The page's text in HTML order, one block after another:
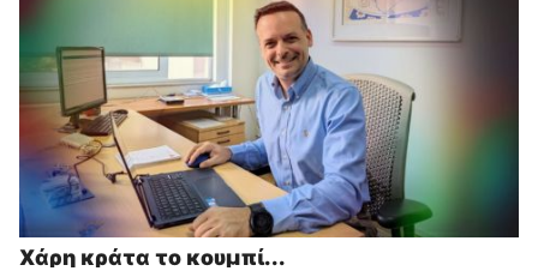
Χάρη κράτα το κουμπί...